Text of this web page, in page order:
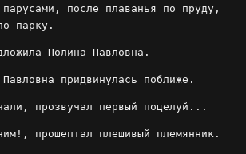
парусами, после плаванья по пруду,
парку.
Полина Павловна.
придвинулась поближе.
прозвучал первый поцелуй...
прошептал плешивый племянник.